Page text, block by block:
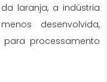
laranja, a indústria
desenvolvida,
processamento